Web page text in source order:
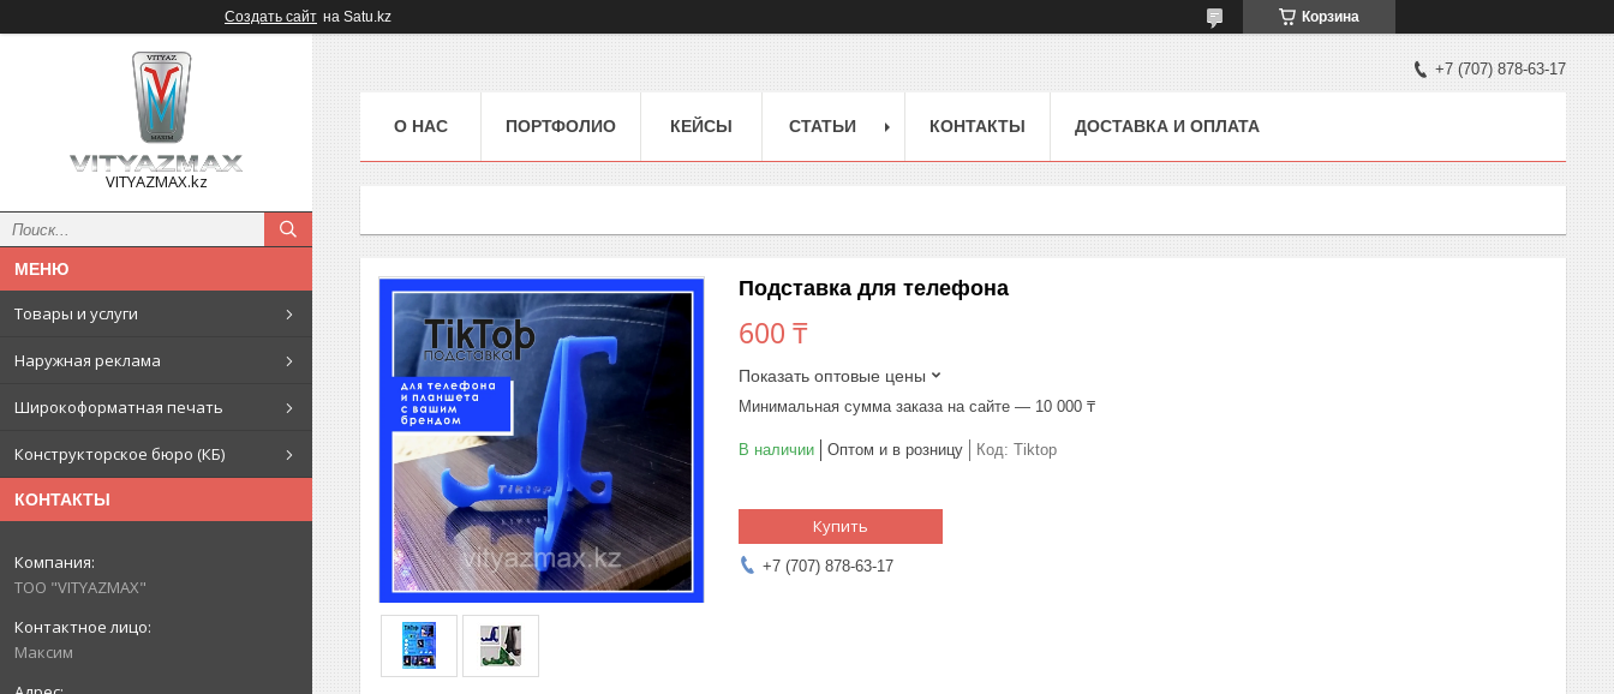
Создать сайт на Satu.kz Корзина
VITYAZMAX.kz
Товары и услуги
Наружная реклама
Широкоформатная печать
Конструкторское бюро (КБ)
КОНТАКТЫ
ТОО "VITYAZMAX"
Максим
+7 (707) 878-63-17
О НАС ПОРТФОЛИО КЕЙСЫ СТАТЬИ КОНТАКТЫ ДОСТАВКА И ОПЛАТА
Подставка для телефона
600 ₸
Показать оптовые цены
Минимальная сумма заказа на сайте — 10 000 ₸
В наличии Оптом и в розницу Код: Tiktop
Купить
+7 (707) 878-63-17